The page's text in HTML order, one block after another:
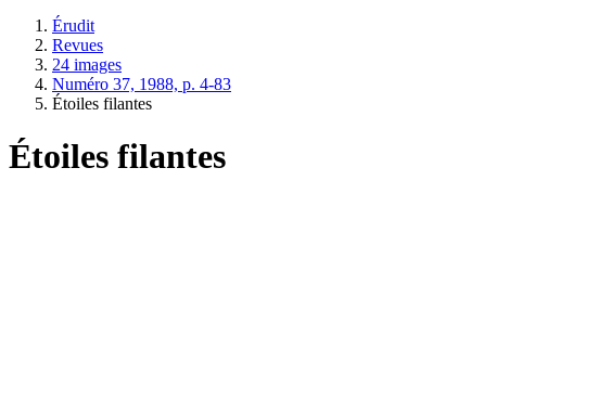
Érudit
Revues
24 images
Numéro 37, 1988, p. 4-83
Étoiles filantes
Étoiles filantes